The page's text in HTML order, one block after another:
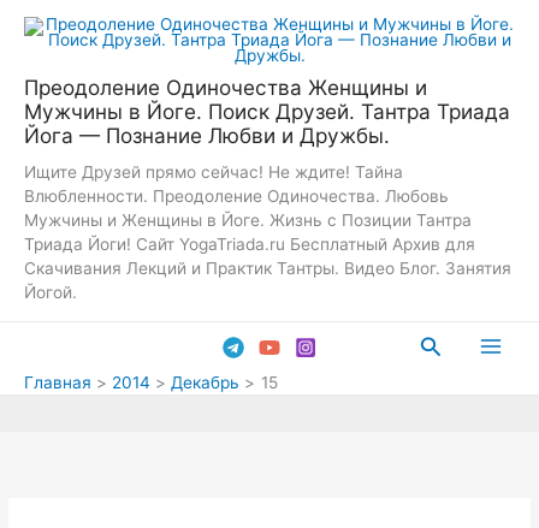
Перейти
Преодоление Одиночества Женщины и
Мужчины в Йоге. Поиск Друзей. Тантра Триада
Йога — Познание Любви и Дружбы.
Ищите Друзей прямо сейчас! Не ждите! Тайна
Влюбленности. Преодоление Одиночества. Любовь
Мужчины и Женщины в Йоге. Жизнь с Позиции Тантра
Триада Йоги! Сайт YogaTriada.ru Бесплатный Архив для
Скачивания Лекций и Практик Тантры. Видео Блог. Занятия
Йогой.
Поиск
Главная 2014 Декабрь 15